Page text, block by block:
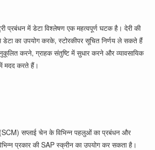
प्रबंधन में डेटा विश्लेषण एक महत्वपूर्ण घटक है। देरी की
का उपयोग करके, स्टोरकीपर सूचित निर्णय ले सकते हैं
करने, ग्राहक संतुष्टि में सुधार करने और व्यावसायिक
मदद करते हैं।
सप्लाई चेन के विभिन्न पहलुओं का प्रबंधन और
प्रकार की SAP स्क्रीन का उपयोग कर सकता है।